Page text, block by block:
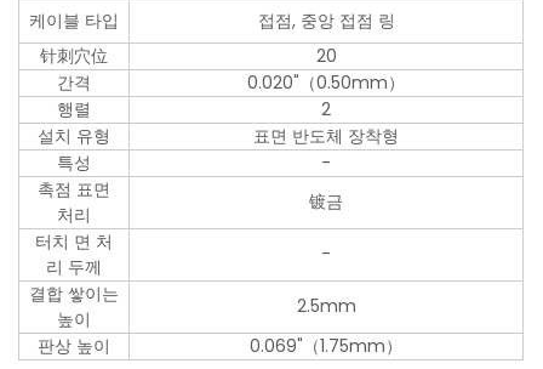
케이블 타입
접점, 중앙 접점 링
针刺穴位
20
간격
0.020"（0.50mm）
행렬
2
설치 유형
표면 반도체 장착형
특성
-
촉점 표면
처리
镀금
터치 면 처
리 두께
-
결합 쌓이는
높이
2.5mm
판상 높이
0.069"（1.75mm）